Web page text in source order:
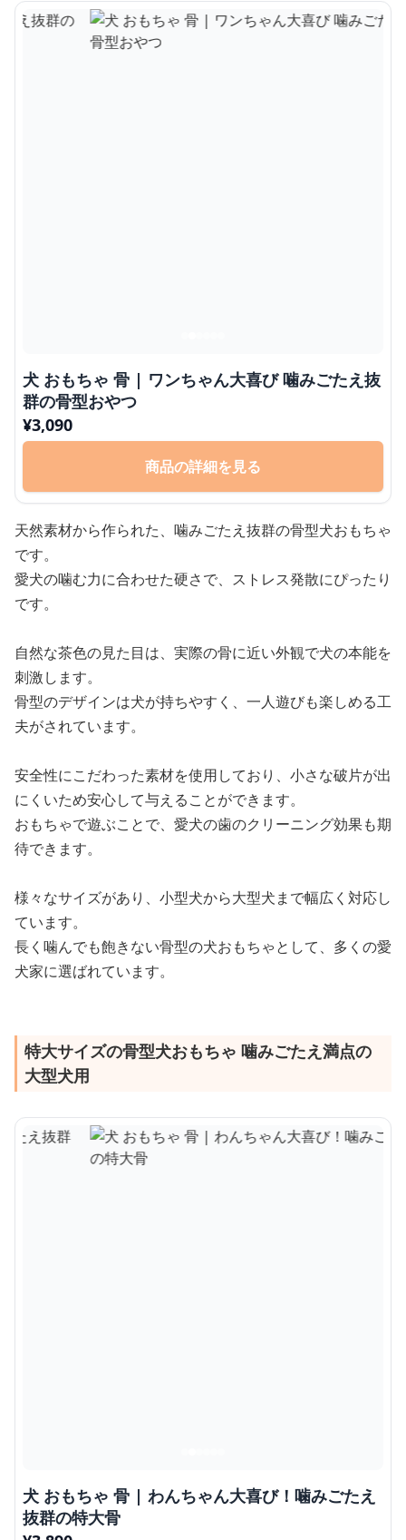
犬 おもちゃ 骨 | ワンちゃん大喜び 噛みごたえ抜
群の骨型おやつ
¥3,090
商品の詳細を見る
天然素材から作られた、噛みごたえ抜群の骨型犬おもちゃ
です。
愛犬の噛む力に合わせた硬さで、ストレス発散にぴったり
です。
自然な茶色の見た目は、実際の骨に近い外観で犬の本能を
刺激します。
骨型のデザインは犬が持ちやすく、一人遊びも楽しめる工
夫がされています。
安全性にこだわった素材を使用しており、小さな破片が出
にくいため安心して与えることができます。
おもちゃで遊ぶことで、愛犬の歯のクリーニング効果も期
待できます。
様々なサイズがあり、小型犬から大型犬まで幅広く対応し
ています。
長く噛んでも飽きない骨型の犬おもちゃとして、多くの愛
犬家に選ばれています。
特大サイズの骨型犬おもちゃ 噛みごたえ満点の
大型犬用
犬 おもちゃ 骨 | わんちゃん大喜び！噛みごたえ
抜群の特大骨